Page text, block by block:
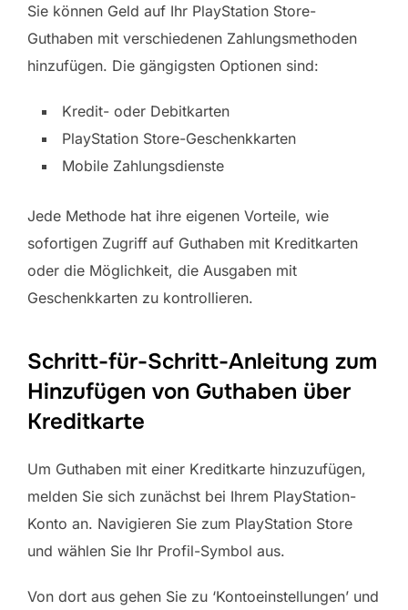
Sie können Geld auf Ihr PlayStation Store-
Guthaben mit verschiedenen Zahlungsmethoden
hinzufügen. Die gängigsten Optionen sind:
Kredit- oder Debitkarten
PlayStation Store-Geschenkkarten
Mobile Zahlungsdienste
Jede Methode hat ihre eigenen Vorteile, wie
sofortigen Zugriff auf Guthaben mit Kreditkarten
oder die Möglichkeit, die Ausgaben mit
Geschenkkarten zu kontrollieren.
Schritt-für-Schritt-Anleitung zum
Hinzufügen von Guthaben über
Kreditkarte
Um Guthaben mit einer Kreditkarte hinzuzufügen,
melden Sie sich zunächst bei Ihrem PlayStation-
Konto an. Navigieren Sie zum PlayStation Store
und wählen Sie Ihr Profil-Symbol aus.
Von dort aus gehen Sie zu ‘Kontoeinstellungen’ und